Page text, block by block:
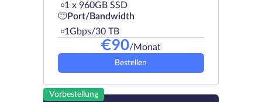
1 х 960GB SSD
Port/Bandwidth
1Gbps/30 TB
€90/Monat
Bestellen
Vorbestellung